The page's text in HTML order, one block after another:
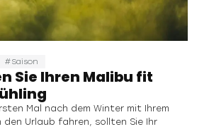
Saison
Sie Ihren Malibu fit
Mal nach dem Winter mit Ihrem
den Urlaub fahren, sollten Sie Ihr